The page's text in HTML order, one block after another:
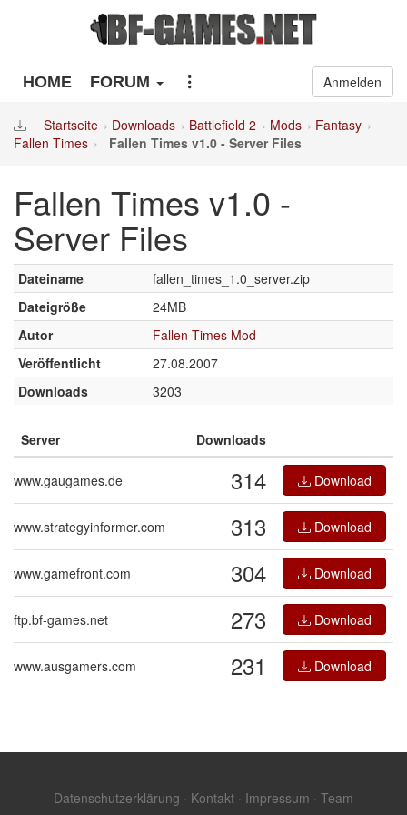
HOME FORUM Anmelden
Startseite Downloads Battlefield 2 Mods
Fantasy
Fallen Times
Fallen Times v1.0 - Server Files
Fallen Times v1.0 -
Server Files
Dateiname
fallen_times_1.0_server.zip
Dateigröße
24MB
Autor
Fallen Times Mod
Veröffentlicht
27.08.2007
Downloads
3203
Server Downloads
www.gaugames.de 314 Download
www.strategyinformer.com 313 Download
www.gamefront.com 304 Download
ftp.bf-games.net 273 Download
www.ausgamers.com 231 Download
Datenschutzerklärung · Kontakt · Impressum · Team